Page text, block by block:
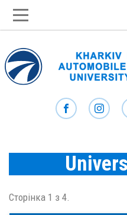
Сторінка 1 з 4.